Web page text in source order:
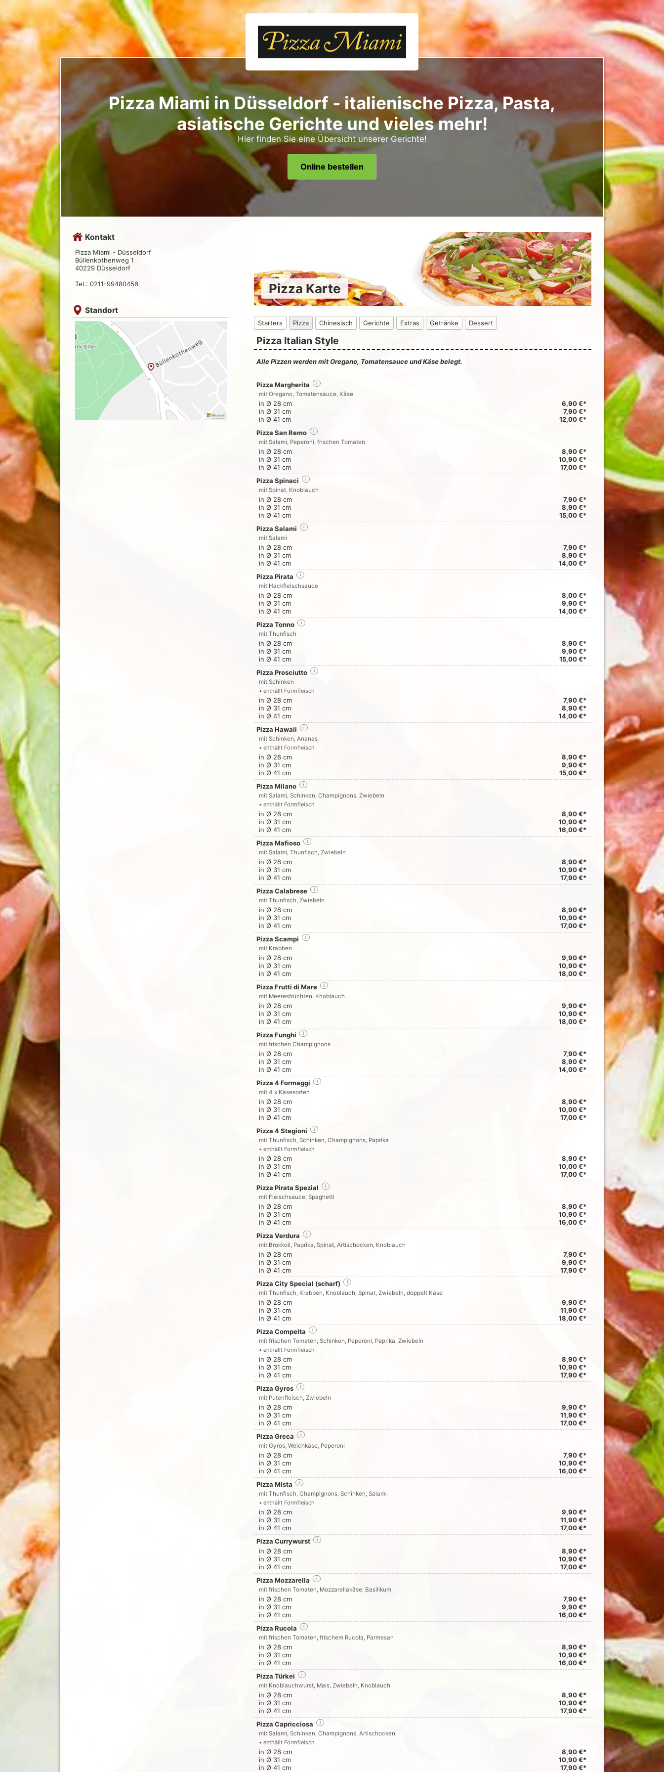
Pizza Miami in Düsseldorf - italienische Pizza, Pasta,
asiatische Gerichte und vieles mehr!
Hier finden Sie eine Übersicht unserer Gerichte!
Online bestellen
Kontakt
Pizza Miami - Düsseldorf
Büllenkothenweg 1
40229 Düsseldorf
Tel.: 0211-99480456
Standort
Pizza Karte
Starters Pizza Chinesisch Gerichte Extras Getränke Dessert
Pizza Italian Style
Alle Pizzen werden mit Oregano, Tomatensauce und Käse belegt.
Pizza Margherita i
mit Oregano, Tomatensauce, Käse
in Ø 28 cm
6,90 €*
in Ø 31 cm
7,90 €*
in Ø 41 cm
12,00 €*
Pizza San Remo
i
mit Salami, Peperoni, frischen Tomaten
in Ø 28 cm
8,90 €*
in Ø 31 cm
10,90 €*
in Ø 41 cm
17,00 €*
Pizza Spinaci
i
mit Spinat, Knoblauch
in Ø 28 cm
7,90 €*
in Ø 31 cm
8,90 €*
in Ø 41 cm
15,00 €*
Pizza Salami
i
mit Salami
in Ø 28 cm
7,90 €*
in Ø 31 cm
8,90 €*
in Ø 41 cm
14,00 €*
Pizza Pirata
i
mit Hackfleischsauce
in Ø 28 cm
8,00 €*
in Ø 31 cm
9,90 €*
in Ø 41 cm
14,00 €*
Pizza Tonno
i
mit Thunfisch
in Ø 28 cm
8,90 €*
in Ø 31 cm
9,90 €*
in Ø 41 cm
15,00 €*
Pizza Prosciutto
i
mit Schinken
• enthällt Formfleisch
in Ø 28 cm
7,90 €*
in Ø 31 cm
8,90 €*
in Ø 41 cm
14,00 €*
Pizza Hawaii
i
mit Schinken, Ananas
• enthällt Formfleisch
in Ø 28 cm
8,90 €*
in Ø 31 cm
9,90 €*
in Ø 41 cm
15,00 €*
Pizza Milano
i
mit Salami, Schinken, Champignons, Zwiebeln
• enthällt Formfleisch
in Ø 28 cm
8,90 €*
in Ø 31 cm
10,90 €*
in Ø 41 cm
16,00 €*
Pizza Mafioso
i
mit Salami, Thunfisch, Zwiebeln
in Ø 28 cm
8,90 €*
in Ø 31 cm
10,90 €*
in Ø 41 cm
17,90 €*
Pizza Calabrese
i
mit Thunfisch, Zwiebeln
in Ø 28 cm
8,90 €*
in Ø 31 cm
10,90 €*
in Ø 41 cm
17,00 €*
Pizza Scampi
i
mit Krabben
in Ø 28 cm
9,90 €*
in Ø 31 cm
10,90 €*
in Ø 41 cm
18,00 €*
Pizza Frutti di Mare
i
mit Meeresfrüchten, Knoblauch
in Ø 28 cm
9,90 €*
in Ø 31 cm
10,90 €*
in Ø 41 cm
18,00 €*
Pizza Funghi
i
mit frischen Champignons
in Ø 28 cm
7,90 €*
in Ø 31 cm
8,90 €*
in Ø 41 cm
14,00 €*
Pizza 4 Formaggi
i
mit 4 x Käsesorten
in Ø 28 cm
8,90 €*
in Ø 31 cm
10,00 €*
in Ø 41 cm
17,00 €*
Pizza 4 Stagioni
i
mit Thunfisch, Schinken, Champignons, Paprika
• enthällt Formfleisch
in Ø 28 cm
8,90 €*
in Ø 31 cm
10,00 €*
in Ø 41 cm
17,00 €*
Pizza Pirata Spezial
i
mit Fleischsauce, Spaghetti
in Ø 28 cm
8,90 €*
in Ø 31 cm
10,90 €*
in Ø 41 cm
16,00 €*
Pizza Verdura
i
mit Brokkoli, Paprika, Spinat, Artischocken, Knoblauch
in Ø 28 cm
7,90 €*
in Ø 31 cm
9,90 €*
in Ø 41 cm
17,90 €*
Pizza City Special (scharf)
i
mit Thunfisch, Krabben, Knoblauch, Spinat, Zwiebeln, doppelt Käse
in Ø 28 cm
9,90 €*
in Ø 31 cm
11,90 €*
in Ø 41 cm
18,00 €*
Pizza Compelta
i
mit frischen Tomaten, Schinken, Peperoni, Paprika, Zwiebeln
• enthällt Formfleisch
in Ø 28 cm
8,90 €*
in Ø 31 cm
10,90 €*
in Ø 41 cm
17,90 €*
Pizza Gyros
i
mit Putenfleisch, Zwiebeln
in Ø 28 cm
9,90 €*
in Ø 31 cm
11,90 €*
in Ø 41 cm
17,00 €*
Pizza Greca
i
mit Gyros, Weichkäse, Peperoni
in Ø 28 cm
7,90 €*
in Ø 31 cm
10,90 €*
in Ø 41 cm
16,00 €*
Pizza Mista
i
mit Thunfisch, Champignons, Schinken, Salami
• enthällt Formfleisch
in Ø 28 cm
9,90 €*
in Ø 31 cm
11,90 €*
in Ø 41 cm
17,00 €*
Pizza Currywurst
i
in Ø 28 cm
8,90 €*
in Ø 31 cm
10,90 €*
in Ø 41 cm
17,00 €*
Pizza Mozzarella
i
mit frischen Tomaten, Mozzarellakäse, Basilikum
in Ø 28 cm
7,90 €*
in Ø 31 cm
9,90 €*
in Ø 41 cm
16,00 €*
Pizza Rucola
i
mit frischen Tomaten, frischem Rucola, Parmesan
in Ø 28 cm
8,90 €*
in Ø 31 cm
10,90 €*
in Ø 41 cm
16,00 €*
Pizza Türkei
i
mit Knoblauchwurst, Mais, Zwiebeln, Knoblauch
in Ø 28 cm
8,90 €*
in Ø 31 cm
10,90 €*
in Ø 41 cm
17,90 €*
Pizza Capricciosa
i
mit Salami, Schinken, Champignons, Artischocken
• enthällt Formfleisch
in Ø 28 cm
8,90 €*
in Ø 31 cm
10,90 €*
in Ø 41 cm
17,90 €*